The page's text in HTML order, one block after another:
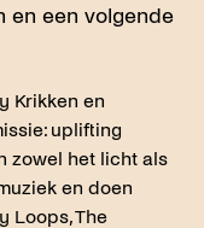
en een volgende
Krikken en
uplifting
zowel het licht als
en doen
Loops, The